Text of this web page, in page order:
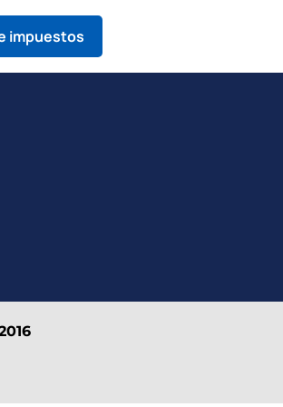
impuestos